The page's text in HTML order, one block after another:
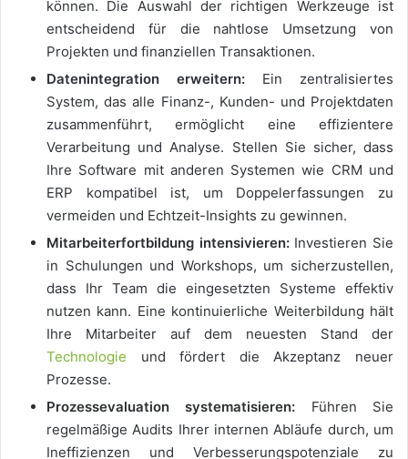
können. Die Auswahl der richtigen Werkzeuge ist
entscheidend für die nahtlose Umsetzung von
Projekten und finanziellen Transaktionen.
Datenintegration erweitern: Ein zentralisiertes
System, das alle Finanz-, Kunden- und Projektdaten
zusammenführt, ermöglicht eine effizientere
Verarbeitung und Analyse. Stellen Sie sicher, dass
Ihre Software mit anderen Systemen wie CRM und
ERP kompatibel ist, um Doppelerfassungen zu
vermeiden und Echtzeit-Insights zu gewinnen.
Mitarbeiterfortbildung intensivieren:Investieren Sie
in Schulungen und Workshops, um sicherzustellen,
dass Ihr Team die eingesetzten Systeme effektiv
nutzen kann. Eine kontinuierliche Weiterbildung hält
Ihre Mitarbeiter auf dem neuesten Stand der
Technologie und fördert die Akzeptanz neuer
Prozesse.
Prozessevaluation systematisieren: Führen Sie
regelmäßige Audits Ihrer internen Abläufe durch, um
Ineffizienzen und Verbesserungspotenziale zu